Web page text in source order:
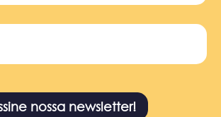
nossa newsletter!